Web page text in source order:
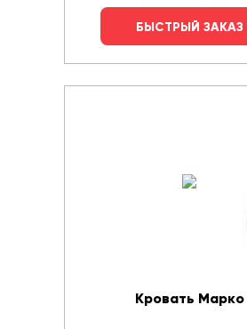
БЫСТРЫЙ ЗАКАЗ
Кровать Марко